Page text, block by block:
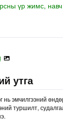
үр жимс,
утга
нь эмчилгээний
туршилт,